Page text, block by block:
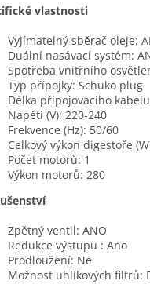
vlastnosti
Vyjímatelný sběrač oleje:
Duální nasávací systém:
Spotřeba vnitřního
Typ přípojky: Schuko plug
Délka připojovacího
Napětí (V): 220-240
Frekvence (Hz): 50/60
Celkový výkon digestoře
Počet motorů: 1
Výkon motorů: 280
Zpětný ventil: ANO
Redukce výstupu : Ano
Prodloužení: Ne
Možnost uhlíkových filtrů: